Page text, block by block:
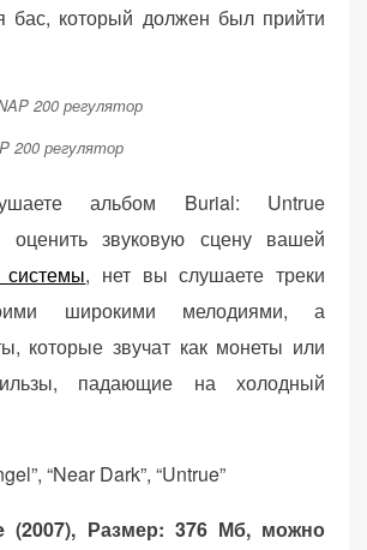
бас, который должен был прийти
200 регулятор
альбом Burial: Untrue
оценить звуковую сцену вашей
, нет вы слушаете треки
широкими мелодиями, а
которые звучат как монеты или
падающие на холодный
“Near Dark”, “Untrue”
(2007), Размер: 376 Мб, можно